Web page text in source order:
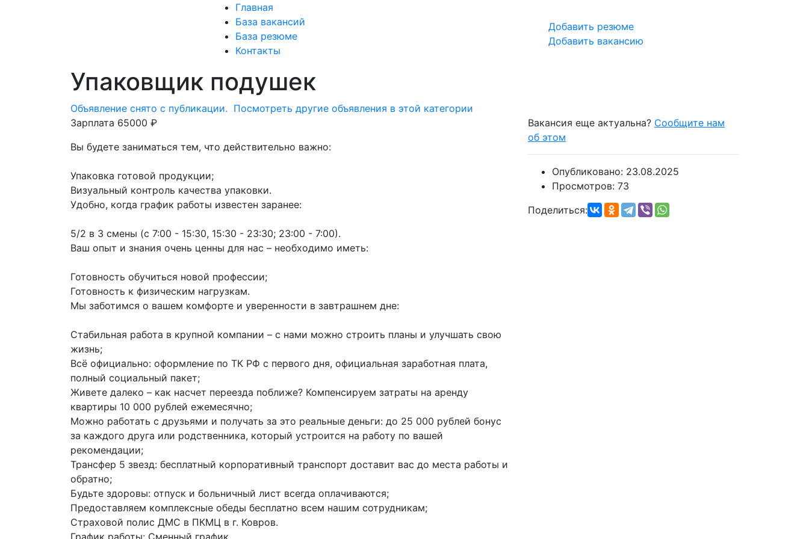
Главная
База вакансий
База резюме
Контакты
Добавить резюме
Добавить вакансию
Упаковщик подушек
Объявление снято с публикации. Посмотреть другие объявления в этой категории
Зарплата 65000 ₽
Вы будете заниматься тем, что действительно важно:
Упаковка готовой продукции;
Визуальный контроль качества упаковки.
Удобно, когда график работы известен заранее:
5/2 в 3 смены (с 7:00 - 15:30, 15:30 - 23:30; 23:00 - 7:00).
Ваш опыт и знания очень ценны для нас – необходимо иметь:
Готовность обучиться новой профессии;
Готовность к физическим нагрузкам.
Мы заботимся о вашем комфорте и уверенности в завтрашнем дне:
Стабильная работа в крупной компании – с нами можно строить планы и улучшать свою
жизнь;
Всё официально: оформление по ТК РФ с первого дня, официальная заработная плата,
полный социальный пакет;
Живете далеко – как насчет переезда поближе? Компенсируем затраты на аренду
квартиры 10 000 рублей ежемесячно;
Можно работать с друзьями и получать за это реальные деньги: до 25 000 рублей бонус
за каждого друга или родственника, который устроится на работу по вашей
рекомендации;
Трансфер 5 звезд: бесплатный корпоративный транспорт доставит вас до места работы и
обратно;
Будьте здоровы: отпуск и больничный лист всегда оплачиваются;
Предоставляем комплексные обеды бесплатно всем нашим сотрудникам;
Страховой полис ДМС в ПКМЦ в г. Ковров.
График работы: Сменный график
Вакансия еще актуальна? Сообщите нам
об этом
Опубликовано: 23.08.2025
Просмотров: 73
Поделиться: